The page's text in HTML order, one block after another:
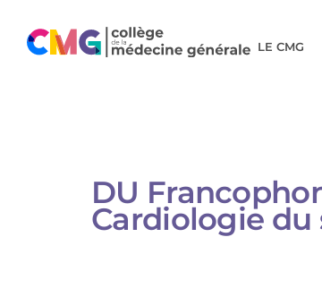
LE CMG
DU
Cardiologie du